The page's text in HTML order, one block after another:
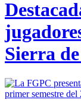
Sierra